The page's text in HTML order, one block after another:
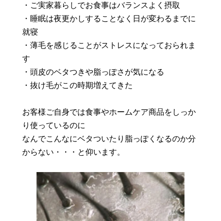
・ご実家暮らしでお食事はバランスよく摂取
・睡眠は夜更かしすることなく日が変わるまでに
就寝
・薄毛を感じることがストレスになっておられま
す
・頭皮のベタつきや脂っぽさが気になる
・抜け毛がこの時期増えてきた
お客様ご自身では食事やホームケア商品をしっか
り使っているのに
なんでこんなにベタついたり脂っぽくなるのか分
からない・・・と仰います。